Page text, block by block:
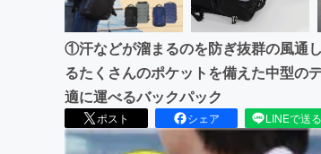
①汗などが溜まるのを防ぎ抜群の風通
るたくさんのポケットを備えた中型の
適に運べるバックパック
ポスト シェア LINEで送る